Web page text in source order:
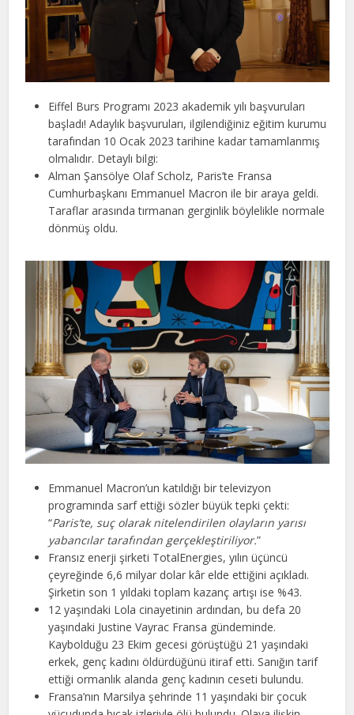
Eiffel Burs Programı 2023 akademik yılı başvuruları
başladı! Adaylık başvuruları, ilgilendiğiniz eğitim kurumu
tarafından 10 Ocak 2023 tarihine kadar tamamlanmış
olmalıdır. Detaylı bilgi:
Alman Şansölye Olaf Scholz, Paris’te Fransa
Cumhurbaşkanı Emmanuel Macron ile bir araya geldi.
Taraflar arasında tırmanan gerginlik böylelikle normale
dönmüş oldu.
Emmanuel Macron’un katıldığı bir televizyon
programında sarf ettiği sözler büyük tepki çekti:
“Paris’te, suç olarak nitelendirilen olayların yarısı
yabancılar tarafından gerçekleştiriliyor.”
Fransız enerji şirketi TotalEnergies, yılın üçüncü
çeyreğinde 6,6 milyar dolar kâr elde ettiğini açıkladı.
Şirketin son 1 yıldaki toplam kazanç artışı ise %43.
12 yaşındaki Lola cinayetinin ardından, bu defa 20
yaşındaki Justine Vayrac Fransa gündeminde.
Kaybolduğu 23 Ekim gecesi görüştüğü 21 yaşındaki
erkek, genç kadını öldürdüğünü itiraf etti. Sanığın tarif
ettiği ormanlık alanda genç kadının ceseti bulundu.
Fransa’nın Marsilya şehrinde 11 yaşındaki bir çocuk